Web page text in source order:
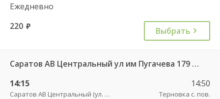
Ежедневно
220 руб. Выбрать
Саратов АВ Центральный ул им Пугачева 179 А — Палласовка
14:15
Саратов АВ Центральный (ул. им. Пугачева, 179 А)
14:50
Терновка с. пов.